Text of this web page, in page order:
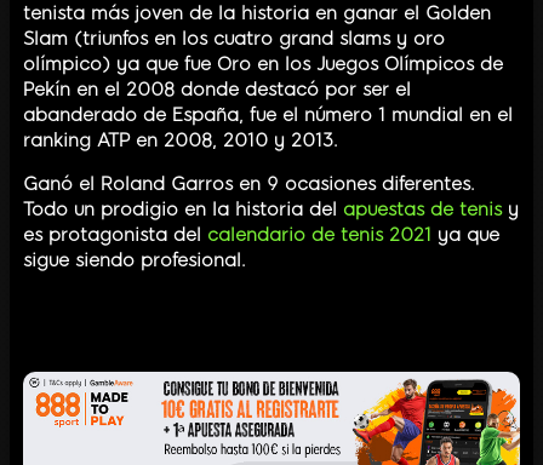
tenista más joven de la historia en ganar el Golden
Slam (triunfos en los cuatro grand slams y oro
olímpico) ya que fue Oro en los Juegos Olímpicos de
Pekín en el 2008 donde destacó por ser el
abanderado de España, fue el número 1 mundial en el
ranking ATP en 2008, 2010 y 2013.
Ganó el Roland Garros en 9 ocasiones diferentes.
Todo un prodigio en la historia del apuestas de tenisy
es protagonista del calendario de tenis 2021 ya que
sigue siendo profesional.